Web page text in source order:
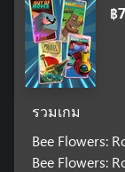
฿
รวมเกม
Bee Flowers:
Bee Flowers: